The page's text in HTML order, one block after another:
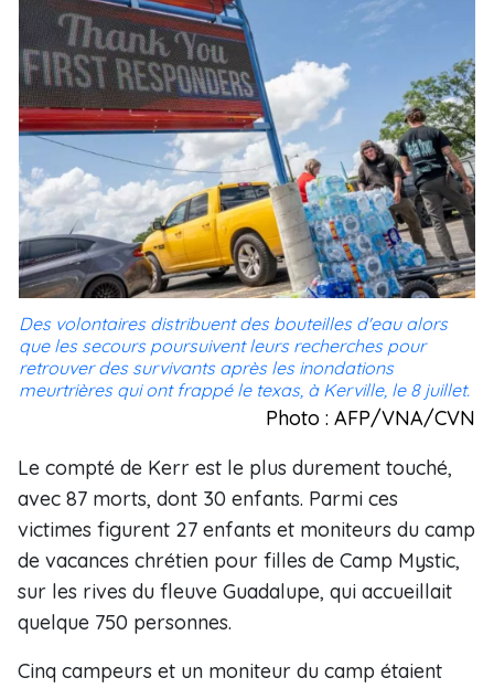
Des volontaires distribuent des bouteilles d'eau alors
que les secours poursuivent leurs recherches pour
retrouver des survivants après les inondations
meurtrières qui ont frappé le texas, à Kerville, le 8 juillet.
Photo : AFP/VNA/CVN
Le compté de Kerr est le plus durement touché,
avec 87 morts, dont 30 enfants. Parmi ces
victimes figurent 27 enfants et moniteurs du camp
de vacances chrétien pour filles de Camp Mystic,
sur les rives du fleuve Guadalupe, qui accueillait
quelque 750 personnes.
Cinq campeurs et un moniteur du camp étaient